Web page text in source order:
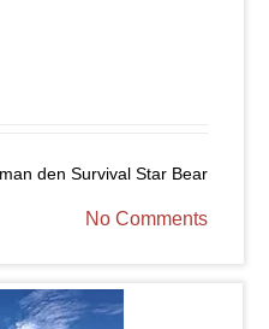
den Survival Star Bear
No Comments